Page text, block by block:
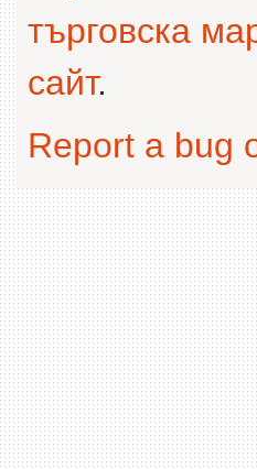
търговска
сайт.
Report a bug